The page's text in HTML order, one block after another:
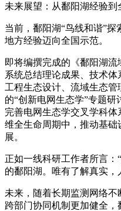
未来展望：从鄱阳湖经验到
当前，鄱阳湖“鸟线和谐”
地方经验迈向全国示范。
即将编撰完成的《鄱阳湖
系统总结理论成果、技术体
工程生态设计、流域生态管
的“创新电网生态学”专题
完善电网生态学交叉学科
维全生命周期中，推动基
展。
正如一线科研工作者所言
的鄱阳湖。唯有了解真实
未来，随着长期监测网络不
跨部门协同机制更加健全